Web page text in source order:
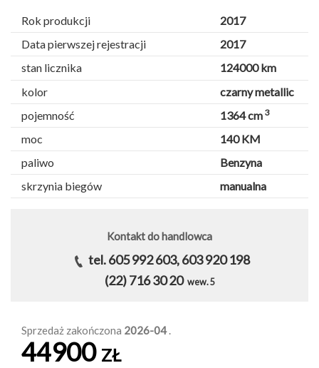
Rok produkcji
2017
Data pierwszej rejestracji
2017
stan licznika
124000 km
kolor
czarny metallic
pojemność
1364 cm 3
moc
140 KM
paliwo
Benzyna
skrzynia biegów
manualna
Kontakt do handlowca
tel. 605 992 603, 603 920 198
(22) 716 30 20 wew. 5
Sprzedaż zakończona 2026-04.
44900 ZŁ